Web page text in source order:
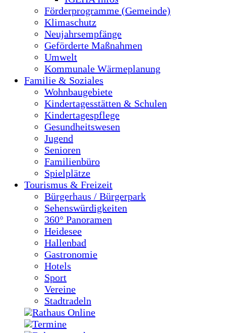
Förderprogramme (Gemeinde)
Klimaschutz
Neujahrsempfänge
Geförderte Maßnahmen
Umwelt
Kommunale Wärmeplanung
Familie & Soziales
Wohnbaugebiete
Kindertagesstätten & Schulen
Kindertagespflege
Gesundheitswesen
Jugend
Senioren
Familienbüro
Spielplätze
Tourismus & Freizeit
Bürgerhaus / Bürgerpark
Sehenswürdigkeiten
360° Panoramen
Heidesee
Hallenbad
Gastronomie
Hotels
Sport
Vereine
Stadtradeln
Rathaus Online
Termine